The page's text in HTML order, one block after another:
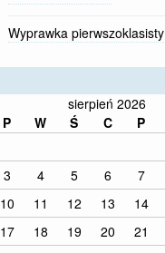
Wyprawka pierwszoklasisty
sierpień 2026
P
W Ś C P
3
4 5 6 7
10
11 12 13 14
17
18 19 20 21